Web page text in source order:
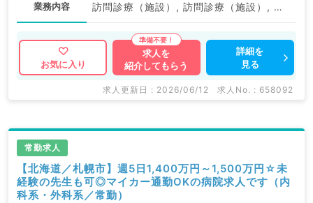
業務内容 訪問診療（施設）, 訪問診療（施設）, 訪問診療（居宅）
お気に入り
求人を
紹介してもらう
詳細を
見る
求人更新日 : 2026/06/12 求人No. : 658092
常勤求人
【北海道／札幌市】週5日1,400万円～1,500万円☆未
経験の先生も可◎マイカー通勤OKの病院求人です（内
科系・外科系／常勤）